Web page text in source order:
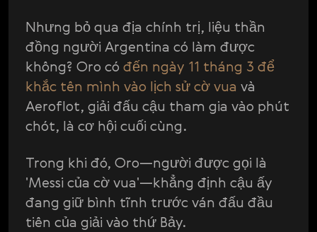
Nhưng bỏ qua địa chính trị, liệu thần
đồng người Argentina có làm được
không? Oro có đến ngày 11 tháng 3 để
khắc tên mình vào lịch sử cờ vua và
Aeroflot, giải đấu cậu tham gia vào phút
chót, là cơ hội cuối cùng.
Trong khi đó, Oro—người được gọi là
'Messi của cờ vua'—khẳng định cậu ấy
đang giữ bình tĩnh trước ván đấu đầu
tiên của giải vào thứ Bảy.